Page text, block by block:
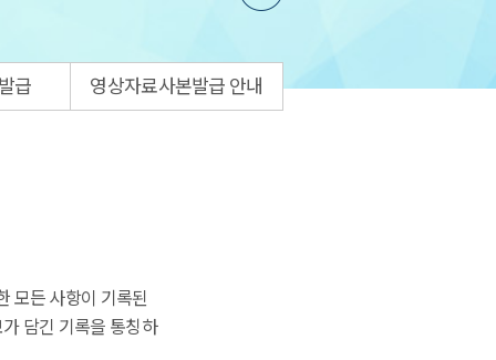
급 영상자료사본발급 안내
모든 사항이 기록된
담긴 기록을 통칭하